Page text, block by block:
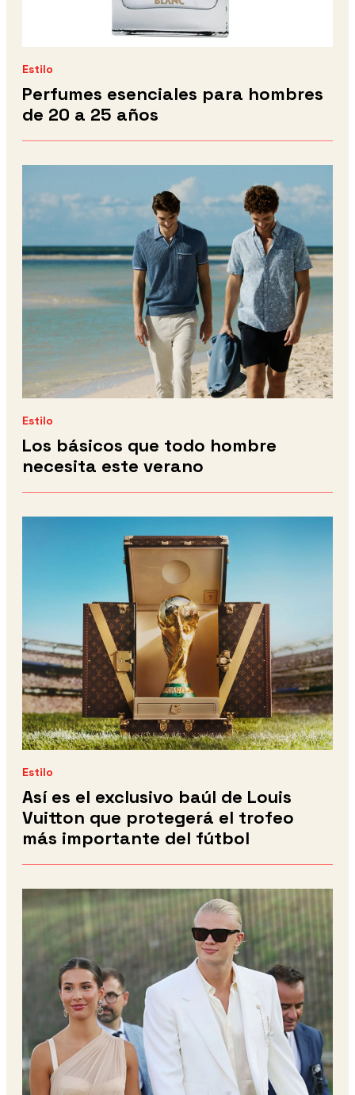
Estilo
Perfumes esenciales para hombres
de 20 a 25 años
Estilo
Los básicos que todo hombre
necesita este verano
Estilo
Así es el exclusivo baúl de Louis
Vuitton que protegerá el trofeo
más importante del fútbol